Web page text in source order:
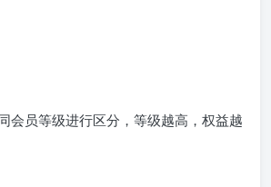
会员等级进行区分，等级越高，权益越